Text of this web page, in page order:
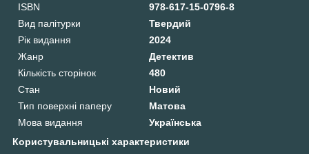
ISBN
978-617-15-0796-8
Вид палітурки
Твердий
Рік видання
2024
Жанр
Детектив
Кількість сторінок
480
Стан
Новий
Тип поверхні паперу
Матова
Мова видання
Українська
Користувальницькі характеристики